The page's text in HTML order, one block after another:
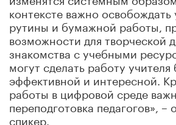
контексте важно освобождать
рутины и бумажной работы,
возможности для творческой
знакомства с учебными
могут сделать работу учителя
эффективной и интересной.
работы в цифровой среде
переподготовка педагогов», –
спикер.